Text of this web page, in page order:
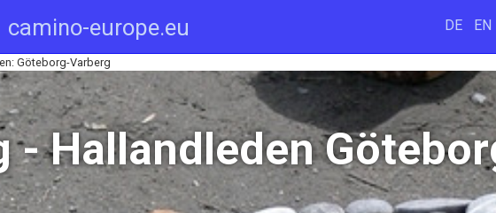
camino-europe.eu DE EN
Göteborg-Varberg
- Hallandleden